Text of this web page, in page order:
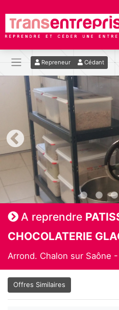
Repreneur Cédant
A reprendre
CHOCOLATERIE
Arrond. Chalon sur Saône
Offres Similaires